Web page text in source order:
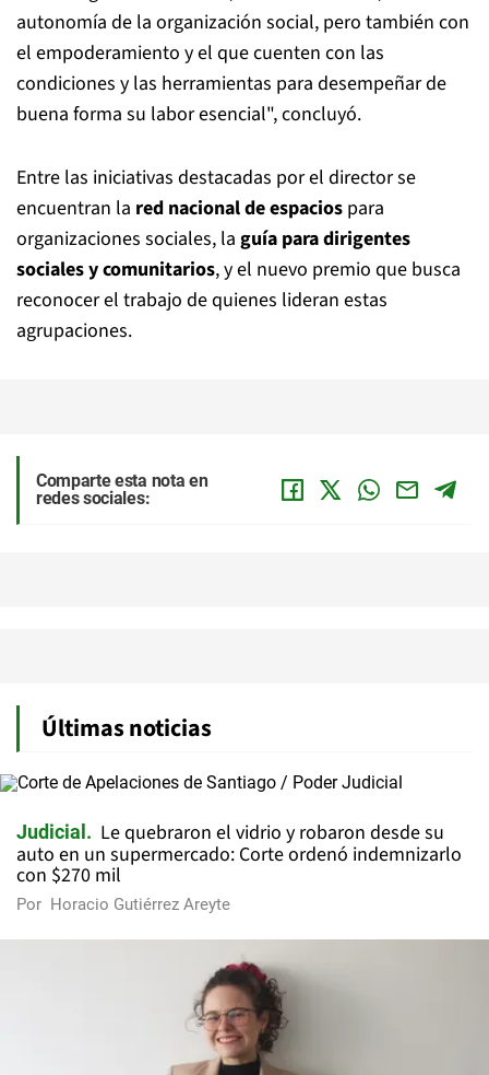
autonomía de la organización social, pero también con
el empoderamiento y el que cuenten con las
condiciones y las herramientas para desempeñar de
buena forma su labor esencial", concluyó.
Entre las iniciativas destacadas por el director se
encuentran la red nacional de espacios para
organizaciones sociales, la guía para dirigentes
sociales y comunitarios, y el nuevo premio que busca
reconocer el trabajo de quienes lideran estas
agrupaciones.
Comparte esta nota en
redes sociales:
Últimas noticias
Judicial
Le quebraron el vidrio y robaron desde su
auto en un supermercado: Corte ordenó indemnizarlo
con $270 mil
Por Horacio Gutiérrez Areyte